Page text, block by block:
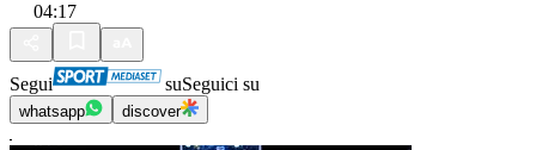
04:17
Segui suSeguici su
whatsapp discover